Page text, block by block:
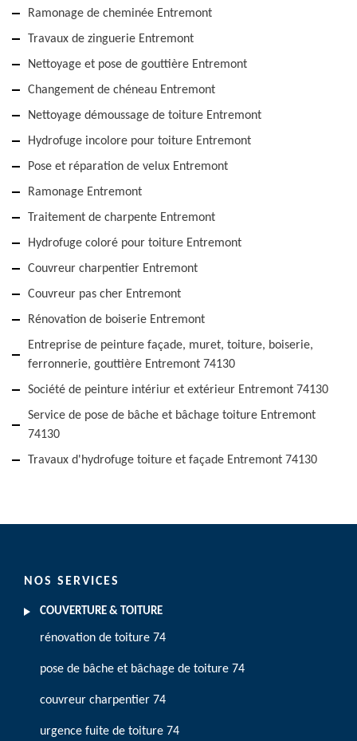
Ramonage de cheminée Entremont
Travaux de zinguerie Entremont
Nettoyage et pose de gouttière Entremont
Changement de chéneau Entremont
Nettoyage démoussage de toiture Entremont
Hydrofuge incolore pour toiture Entremont
Pose et réparation de velux Entremont
Ramonage Entremont
Traitement de charpente Entremont
Hydrofuge coloré pour toiture Entremont
Couvreur charpentier Entremont
Couvreur pas cher Entremont
Rénovation de boiserie Entremont
Entreprise de peinture façade, muret, toiture, boiserie,
ferronnerie, gouttière Entremont 74130
Société de peinture intériur et extérieur Entremont 74130
Service de pose de bâche et bâchage toiture Entremont
74130
Travaux d'hydrofuge toiture et façade Entremont 74130
NOS SERVICES
COUVERTURE & TOITURE
rénovation de toiture 74
pose de bâche et bâchage de toiture 74
couvreur charpentier 74
urgence fuite de toiture 74